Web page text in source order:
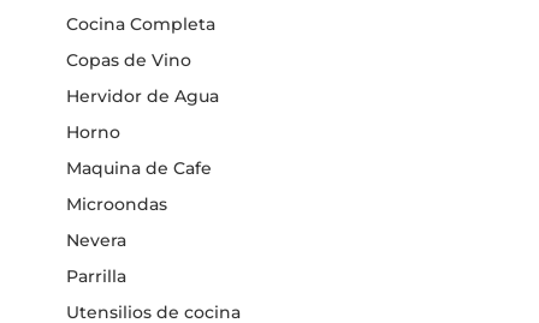
Cocina Completa
Copas de Vino
Hervidor de Agua
Horno
Maquina de Cafe
Microondas
Nevera
Parrilla
Utensilios de cocina